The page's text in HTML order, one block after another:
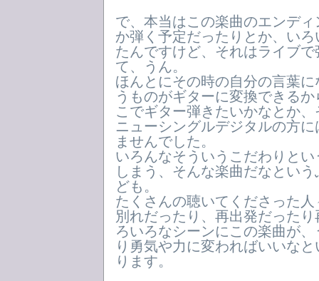
で、本当はこの楽曲のエンデ
か弾く予定だったりとか、い
たんですけど、それはライブ
て、うん。
ほんとにその時の自分の言葉
うものがギターに変換できる
こでギター弾きたいかなとか
ニューシングルデジタルの方
ませんでした。
いろんなそういうこだわりと
しまう、そんな楽曲だなとい
ども。
たくさんの聴いてくださった
別れだったり、再出発だった
ろいろなシーンにこの楽曲が
り勇気や力に変わればいいな
ります。